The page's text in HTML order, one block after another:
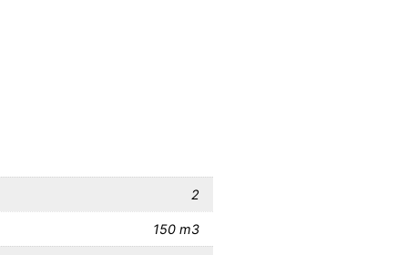
2
150 m3